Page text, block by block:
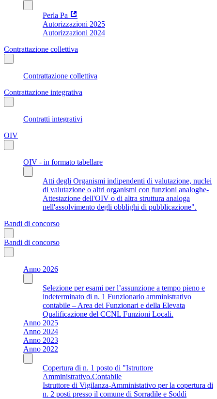
Perla Pa
Autorizzazioni 2025
Autorizzazioni 2024
Contrattazione collettiva
Contrattazione collettiva
Contrattazione integrativa
Contratti integrativi
OIV
OIV - in formato tabellare
Atti degli Organismi indipendenti di valutazione, nuclei
di valutazione o altri organismi con funzioni analoghe-
Attestazione dell'OIV o di altra struttura analoga
nell'assolvimento degli obblighi di pubblicazione".
Bandi di concorso
Bandi di concorso
Anno 2026
Selezione per esami per l’assunzione a tempo pieno e
indeterminato di n. 1 Funzionario amministrativo
contabile – Area dei Funzionari e della Elevata
Qualificazione del CCNL Funzioni Locali.
Anno 2025
Anno 2024
Anno 2023
Anno 2022
Copertura di n. 1 posto di "Istruttore
Amministrativo.Contabile
Istruttore di Vigilanza-Amministativo per la copertura di
n. 2 posti presso il comune di Sorradile e Soddì